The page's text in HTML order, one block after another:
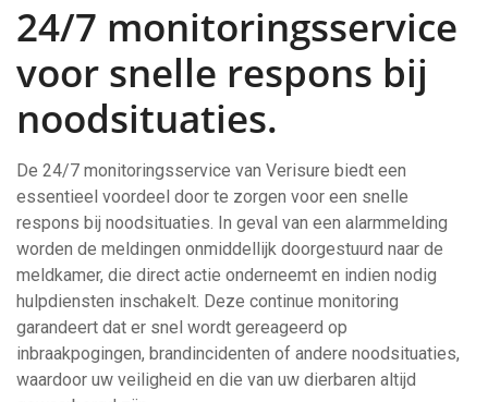
24/7 monitoringsservice
voor snelle respons bij
noodsituaties.
De 24/7 monitoringsservice van Verisure biedt een
essentieel voordeel door te zorgen voor een snelle
respons bij noodsituaties. In geval van een alarmmelding
worden de meldingen onmiddellijk doorgestuurd naar de
meldkamer, die direct actie onderneemt en indien nodig
hulpdiensten inschakelt. Deze continue monitoring
garandeert dat er snel wordt gereageerd op
inbraakpogingen, brandincidenten of andere noodsituaties,
waardoor uw veiligheid en die van uw dierbaren altijd